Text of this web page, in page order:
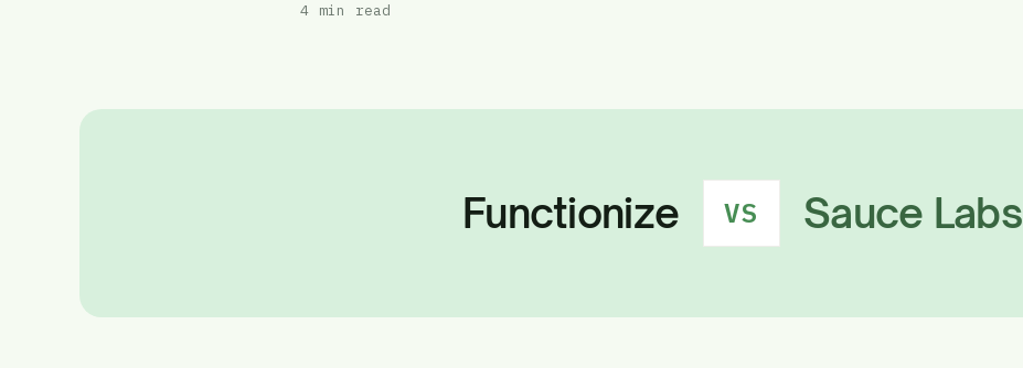
4 min read
Functionize VS Sauce Labs